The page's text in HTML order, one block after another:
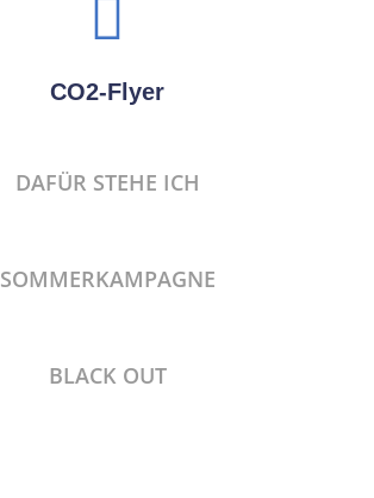
CO2-Flyer
DAFÜR STEHE ICH
SOMMERKAMPAGNE
BLACK OUT